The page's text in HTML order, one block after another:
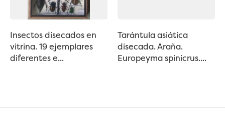
Insectos disecados en
vitrina. 19 ejemplares
diferentes e...
Tarántula asiática
disecada. Araña.
Europeyma spinicrus....